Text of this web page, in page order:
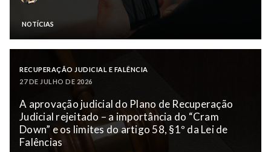
NOTÍCIAS
RECUPERAÇÃO JUDICIAL E FALÊNCIA
27 DE JULHO DE 2026
A aprovação judicial do Plano de Recuperação
Judicial rejeitado – a importância do “Cram
Down” e os limites do artigo 58, §1º da Lei de
Falências